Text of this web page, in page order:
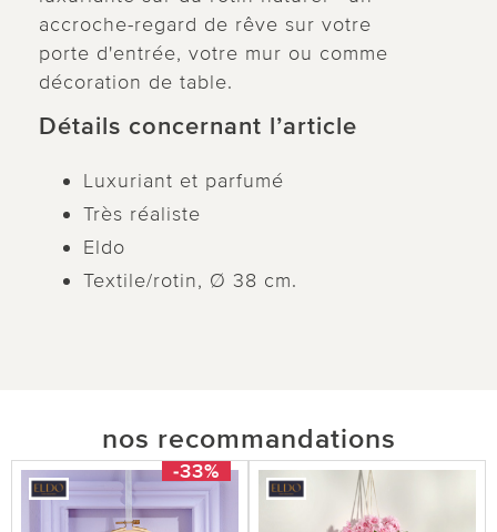
accroche-regard de rêve sur votre
porte d'entrée, votre mur ou comme
décoration de table.
Détails concernant l’article
Luxuriant et parfumé
Très réaliste
Eldo
Textile/rotin, Ø 38 cm.
nos recommandations
-33%